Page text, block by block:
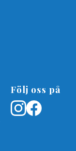
Följ oss på